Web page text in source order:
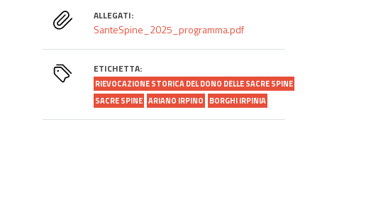
ALLEGATI:
SanteSpine_2025_programma.pdf
ETICHETTA:
RIEVOCAZIONE STORICA DEL DONO DELLE SACRE SPINE
SACRE SPINE ARIANO IRPINO BORGHI IRPINIA